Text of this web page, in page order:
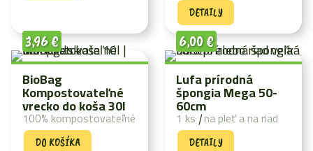
DETAILY
BioBag
Kompostovateľné
vrecko do koša 30l
3,96€
100% kompostovateľné
DO KOŠÍKA
Lufa prírodná
špongia Mega 50-
60cm
6,00€
1 ks|na pleť a na riad
DETAILY